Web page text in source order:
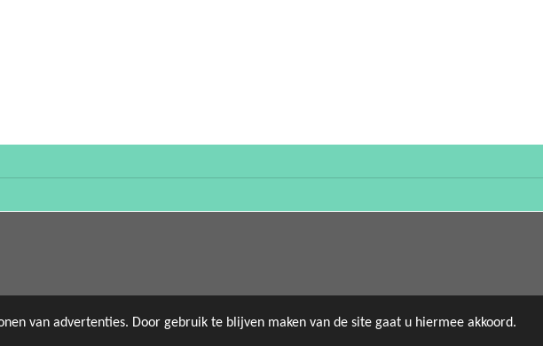
van advertenties. Door gebruik te blijven maken van de site gaat u hiermee akkoord.